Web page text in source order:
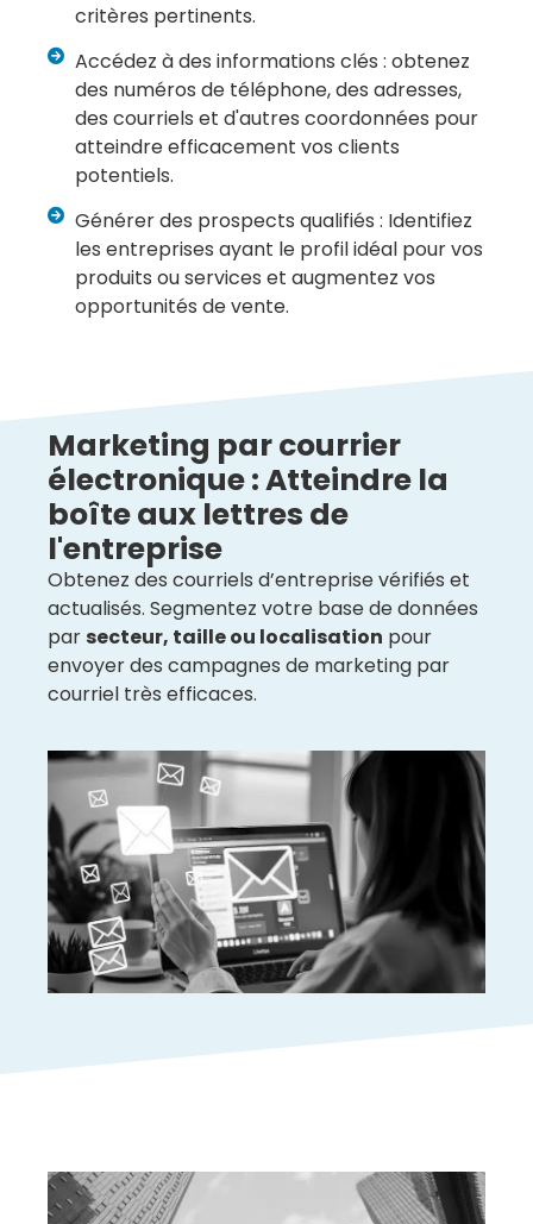
critères pertinents.
Accédez à des informations clés : obtenez
des numéros de téléphone, des adresses,
des courriels et d'autres coordonnées pour
atteindre efficacement vos clients
potentiels.
Générer des prospects qualifiés : Identifiez
les entreprises ayant le profil idéal pour vos
produits ou services et augmentez vos
opportunités de vente.
Marketing par courrier
électronique : Atteindre la
boîte aux lettres de
l'entreprise
Obtenez des courriels d’entreprise vérifiés et
actualisés. Segmentez votre base de données
par secteur, taille ou localisation pour
envoyer des campagnes de marketing par
courriel très efficaces.